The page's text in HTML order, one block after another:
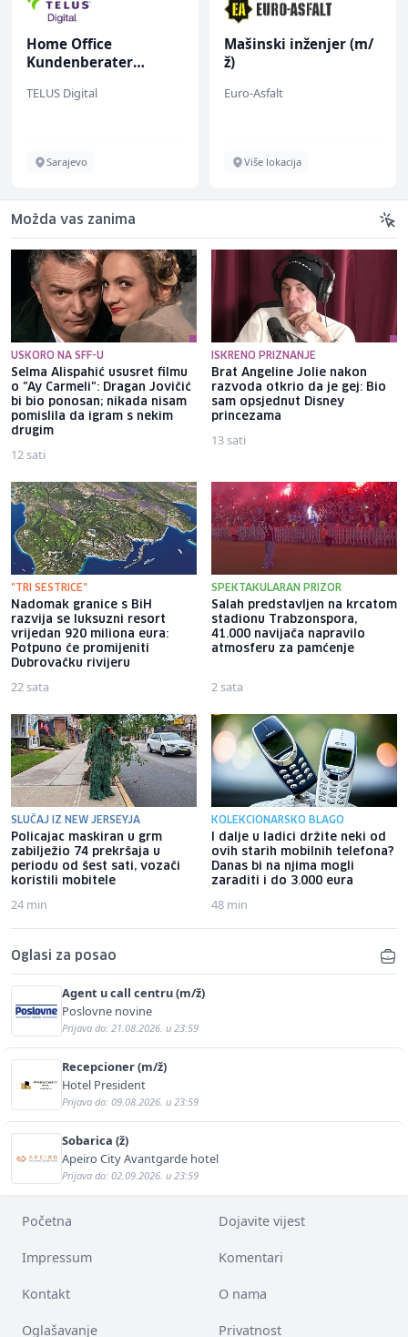
Home Office
Kundenberater
renommiertes
TELUS Digital
Sarajevo
Mašinski inženjer (m/
ž)
Euro-Asfalt
Više lokacija
Možda vas zanima
USKORO NA SFF-U
Selma Alispahić ususret filmu
o "Ay Carmeli": Dragan Jovičić
bi bio ponosan; nikada nisam
pomislila da igram s nekim
drugim
12 sati
ISKRENO PRIZNANJE
Brat Angeline Jolie nakon
razvoda otkrio da je gej: Bio
sam opsjednut Disney
princezama
13 sati
"TRI SESTRICE"
Nadomak granice s BiH
razvija se luksuzni resort
vrijedan 920 miliona eura:
Potpuno će promijeniti
Dubrovačku rivijeru
22 sata
SPEKTAKULARAN PRIZOR
Salah predstavljen na krcatom
stadionu Trabzonspora,
41.000 navijača napravilo
atmosferu za pamćenje
2 sata
SLUČAJ IZ NEW JERSEYJA
Policajac maskiran u grm
zabilježio 74 prekršaja u
periodu od šest sati, vozači
koristili mobitele
24 min
KOLEKCIONARSKO BLAGO
I dalje u ladici držite neki od
ovih starih mobilnih telefona?
Danas bi na njima mogli
zaraditi i do 3.000 eura
48 min
Oglasi za posao
Agent u call centru (m/ž)
Poslovne novine
Prijava do: 21.08.2026. u 23:59
Recepcioner (m/ž)
Hotel President
Prijava do: 09.08.2026. u 23:59
Sobarica (ž)
Apeiro City Avantgarde hotel
Prijava do: 02.09.2026. u 23:59
Početna Dojavite vijest
Impressum Komentari
Kontakt O nama
Oglašavanje Privatnost